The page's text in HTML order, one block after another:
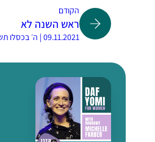
הקודם
ראש השנה לא
09.11.2021 | ה׳ בכסלו תשפ״ב